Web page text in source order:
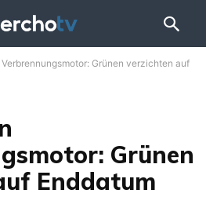
Verbrennungsmotor: Grünen verzichten auf
Grünen
Enddatum